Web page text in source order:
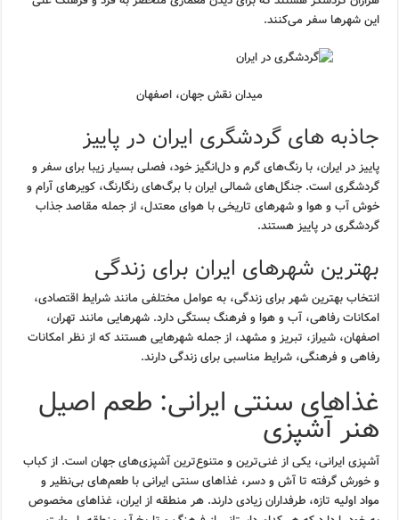
این شهرها سفر می‌کنند.
میدان نقش جهان، اصفهان
جاذبه های گردشگری ایران در پاییز
پاییز در ایران، با رنگ‌های گرم و دل‌انگیز خود، فصلی بسیار زیبا برای سفر و
گردشگری است. جنگل‌های شمالی ایران با برگ‌های رنگارنگ، کویرهای آرام و
خوش آب و هوا و شهرهای تاریخی با هوای معتدل، از جمله مقاصد جذاب
گردشگری در پاییز هستند.
بهترین شهرهای ایران برای زندگی
انتخاب بهترین شهر برای زندگی، به عوامل مختلفی مانند شرایط اقتصادی،
امکانات رفاهی، آب و هوا و فرهنگ بستگی دارد. شهرهایی مانند تهران،
اصفهان، شیراز، تبریز و مشهد، از جمله شهرهایی هستند که از نظر امکانات
رفاهی و فرهنگی، شرایط مناسبی برای زندگی دارند.
غذاهای سنتی ایرانی: طعم اصیل
هنر آشپزی
آشپزی ایرانی، یکی از غنی‌ترین و متنوع‌ترین آشپزی‌های جهان است. از کباب
و خورش گرفته تا آش و دسر، غذاهای سنتی ایرانی با طعم‌های بی‌نظیر و
مواد اولیه تازه، طرفداران زیادی دارند. هر منطقه از ایران، غذاهای مخصوص